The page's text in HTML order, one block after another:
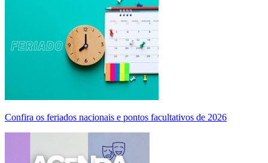
Confira os feriados nacionais e pontos facultativos de 2026